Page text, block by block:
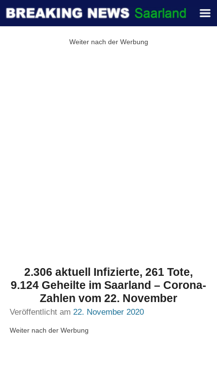
Weiter nach der Werbung
2.306 aktuell Infizierte, 261 Tote,
9.124 Geheilte im Saarland – Corona-
Zahlen vom 22. November
Veröffentlicht am 22. November 2020
Weiter nach der Werbung